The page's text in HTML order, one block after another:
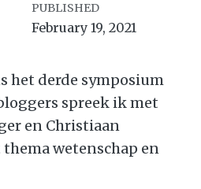
PUBLISHED
February 19, 2021
het derde symposium
spreek ik met
en Christiaan
thema wetenschap en